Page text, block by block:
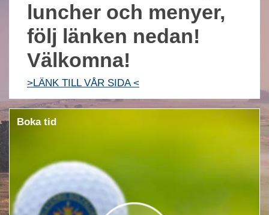
luncher och menyer,
följ länken nedan!
Välkomna!
>LÄNK TILL VÅR SIDA <
Boka tid